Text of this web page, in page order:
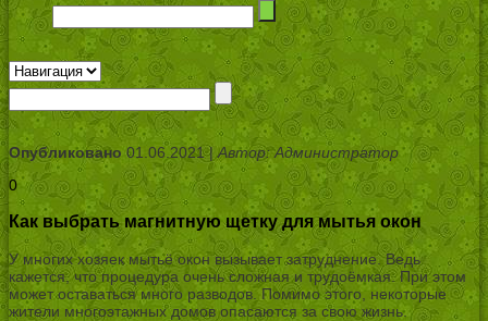
Опубликовано01.06.2021 |Автор: Администратор
0
Как выбрать магнитную щетку для мытья окон
У многих хозяек мытьё окон вызывает затруднение. Ведь
кажется, что процедура очень сложная и трудоёмкая. При этом
может оставаться много разводов. Помимо этого, некоторые
жители многоэтажных домов опасаются за свою жизнь.